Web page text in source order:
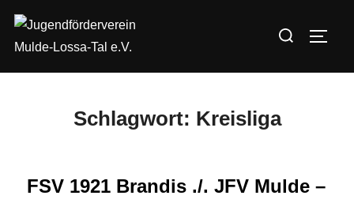
Inhalt
springen
Suchen
Schlagwort: Kreisliga
FSV 1921 Brandis ./. JFV Mulde –